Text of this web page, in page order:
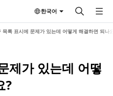
한국어
목록 표시에 문제가 있는데 어떻게 해결하면 되나
제가 있는데 어떻
?